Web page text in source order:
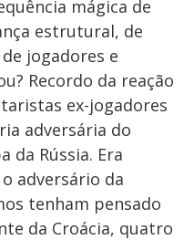
mágica de
estrutural, de
jogadores e
Recordo da reação
ex-jogadores
adversária do
da Rússia. Era
adversário da
tenham pensado
da Croácia, quatro